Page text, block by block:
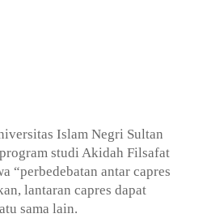
Islam Negri Sultan
studi Akidah Filsafat
“perbedebatan antar capres
lantaran capres dapat
sama lain.